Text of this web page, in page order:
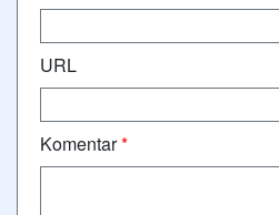
URL
Komentar*